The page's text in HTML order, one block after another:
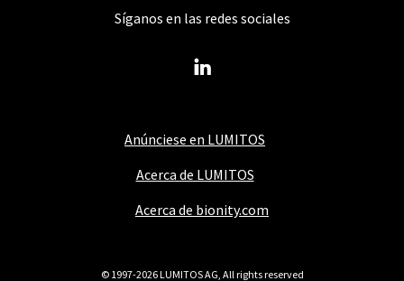
Anúnciese en LUMITOS
Acerca de LUMITOS
Acerca de bionity.com
Síganos en las redes sociales
© 1997-2026 LUMITOS AG, All rights reserved